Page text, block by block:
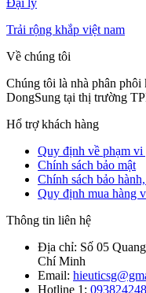
Đại lý
Trải rộng khắp việt nam
Về chúng tôi
Chúng tôi là nhà phân phôi
DongSung tại thị trường
Hổ trợ khách hàng
Quy định về phạm vi
Chính sách bảo mật
Chính sách bảo
Quy định mua hàng
Thông tin liên hệ
Địa chỉ: Số 05
Chí Minh
Email:
Hotline 1: